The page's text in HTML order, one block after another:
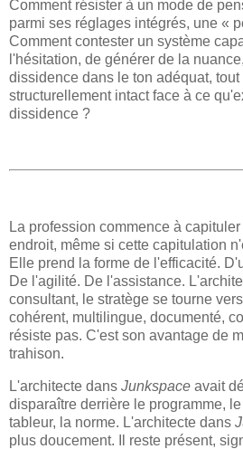
Comment résister à un mode de
parmi ses réglages intégrés, une «
Comment contester un système
l'hésitation, de générer de la
dissidence dans le ton adéquat, tout
structurellement intact face à ce
dissidence ?
La profession commence à
endroit, même si cette capitulation
Elle prend la forme de l'efficacité.
De l'agilité. De l'assistance.
consultant, le stratège se tourne
cohérent, multilingue, documenté,
résiste pas. C'est son avantage de
trahison.
L'architecte dans Junkspace avait
disparaître derrière le programme,
tableur, la norme. L'architecte dans
plus doucement. Il reste présent,